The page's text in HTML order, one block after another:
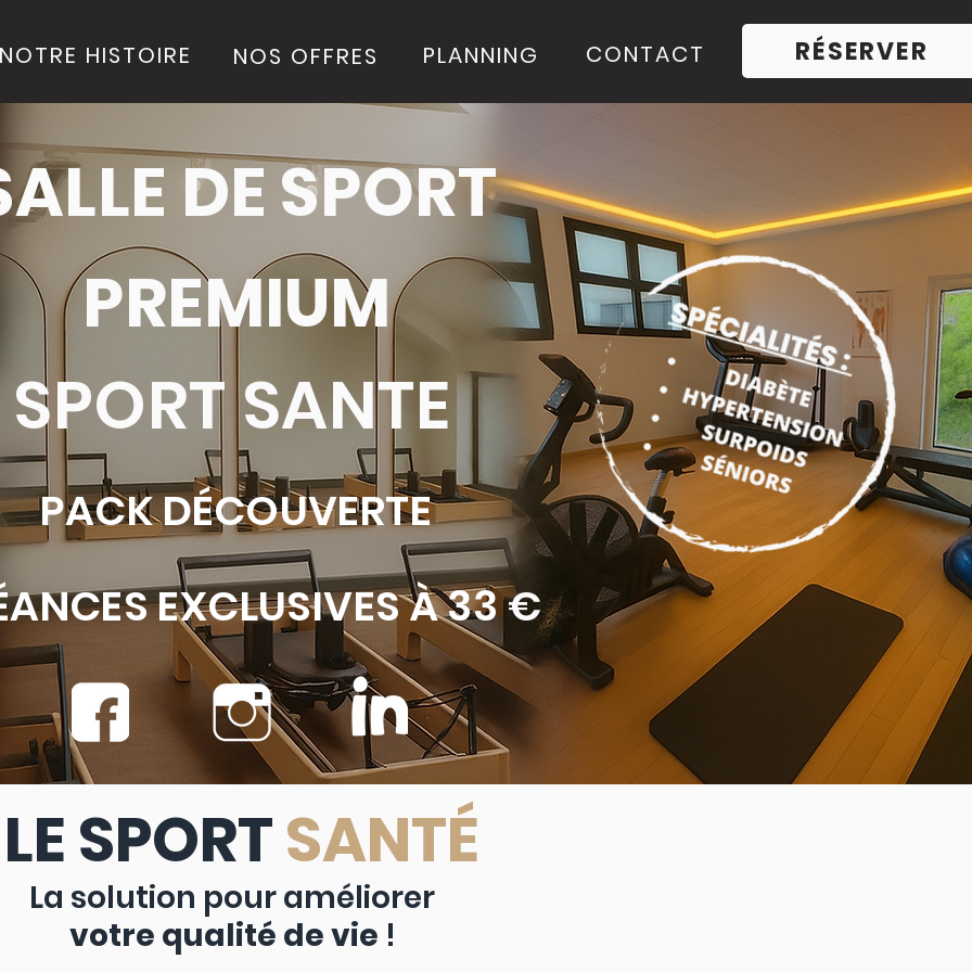
NOTRE HISTOIRE NOS OFFRES PLANNING CONTACT RÉSERVER
DE SPORT
PREMIUM
PACK DÉCOUVERTE
ANCES EXCLUSIVES À 33€
SPORT SANTE
LE SPORTSANTÉ
La solution pour améliorer
votre qualité de vie !